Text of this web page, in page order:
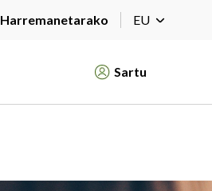
Harremanetarako EU
Sartu